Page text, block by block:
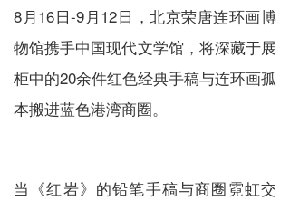
o
8月16日-9月12日，北京荣唐连环画博
物馆携手中国现代文学馆，将深藏于展
柜中的20余件红色经典手稿与连环画孤
本搬进蓝色港湾商圈。
当《红岩》的铅笔手稿与商圈霓虹交